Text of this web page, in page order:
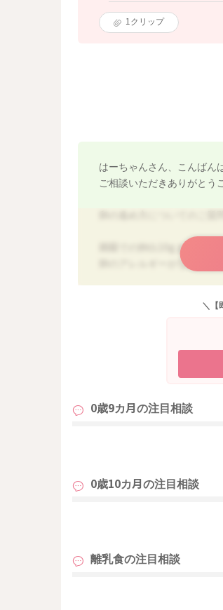
1クリップ
はーちゃんさん、こんばんは
ご相談いただきありがとう
固茹での卵白10gまでは、
卵のアレルギーがなけれ
少しづつ様子を見るのも
＼【
0歳9カ月の注目相談
0歳10カ月の注目相談
離乳食の注目相談